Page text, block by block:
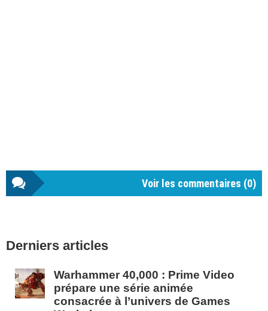
Voir les commentaires (0)
latérale
Derniers articles
Warhammer 40,000 : Prime Video
prépare une série animée
consacrée à l’univers de Games